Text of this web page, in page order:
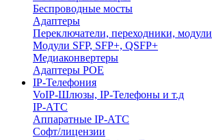
Беспроводные мосты
Адаптеры
Переключатели, переходники, модули
Модули SFP, SFP+, QSFP+
Медиаконвертеры
Адаптеры POE
IP-Телефония
VoIP-Шлюзы, IP-Телефоны и т.д
IP-АТС
Аппаратные IP-АТС
Софт/лицензии